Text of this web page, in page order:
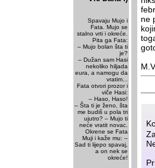
Spavaju Mujo i
Fata. Mujo se
stalno vrti i okreće.
Pita ga Fata:
– Mujo bolan šta ti
je?
– Dužan sam Hasi
nekoliko hiljada
eura, a namogu da
vratim...
Fata otvori prozor i
viče Hasi:
– Haso, Haso!
– Šta ti je ženo, šta
me budiš u pola tri
ujutro? – Mujo ti
neće vratit novac.
Okrene se Fata
Muji i kaže mu: –
Sad ti lijepo spavaj,
a on nek se
okreće!
ne